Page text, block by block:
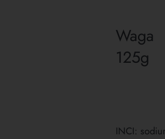
Waga
125g
INCI: